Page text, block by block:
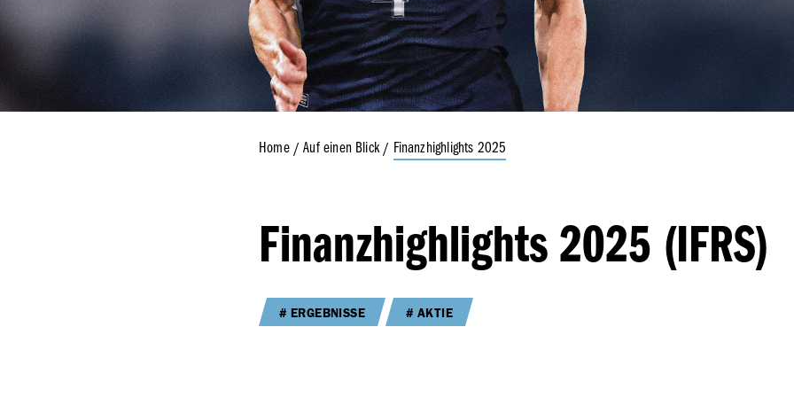
Home Auf einen Blick Finanz­highlights 2025
Finanz­highlights 2025 (IFRS)
ERGEBNISSE AKTIE